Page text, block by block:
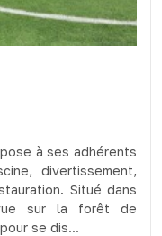
à ses adhérents
divertissement,
Situé dans
sur la forêt de
se dis...